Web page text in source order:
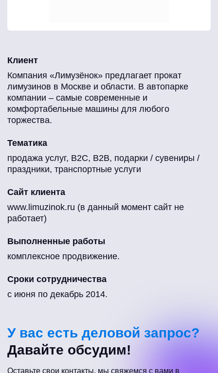
Клиент
Компания «Лимузёнок» предлагает прокат
лимузинов в Москве и области. В автопарке
компании – самые современные и
комфортабельные машины для любого
торжества.
Тематика
продажа услуг, B2C, B2B, подарки / сувениры /
праздники, транспортные услуги
Сайт клиента
www.limuzinok.ru (в данный момент сайт не
работает)
Выполненные работы
комплексное продвижение.
Сроки сотрудничества
с июня по декабрь 2014.
У вас есть деловой запрос?
Давайте обсудим!
Оставьте свои контакты, мы свяжемся с вами в